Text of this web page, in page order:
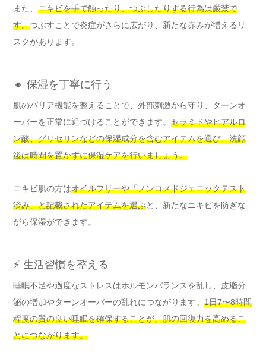
また、 ニキビを手で触ったり、つぶしたりする行為は厳禁で
す。つぶすことで炎症がさらに広がり、新たな赤みが増えるリ
スクがあります。
🔸 保湿を丁寧に行う
肌のバリア機能を整えることで、外部刺激から守り、ターンオ
ーバーを正常に近づけることができます。 セラミドやヒアルロ
ン酸、グリセリンなどの保湿成分を含むアイテムを選び、洗顔
後は時間を置かずに保湿ケアを行いましょう。
ニキビ肌の方はオイルフリーや「ノンコメドジェニックテスト
済み」と記載されたアイテムを選ぶと、新たなニキビを防ぎな
がら保湿ができます。
⚡ 生活習慣を整える
睡眠不足や過度なストレスはホルモンバランスを乱し、皮脂分
泌の増加やターンオーバーの乱れにつながります。 1日7〜8時間
程度の質の良い睡眠を確保することが、肌の回復力を高めるこ
とにつながります。